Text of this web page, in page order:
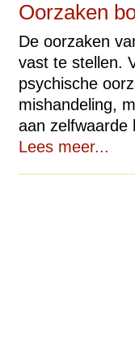
Oorzaken
De oorzaken
vast te stellen.
psychische
mishandeling,
aan zelfwaarde
Lees meer...